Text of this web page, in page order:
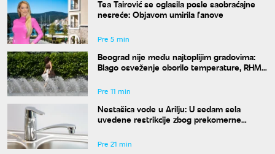
Tea Tairović se oglasila posle saobraćajne
nesreće: Objavom umirila fanove
Pre 5 min
Beograd nije među najtoplijim gradovima:
Blago osveženje oborilo temperature, RHMZ
Pre 11 min
Nestašica vode u Arilju: U sedam sela
uvedene restrikcije zbog prekomerne
Pre 21 min